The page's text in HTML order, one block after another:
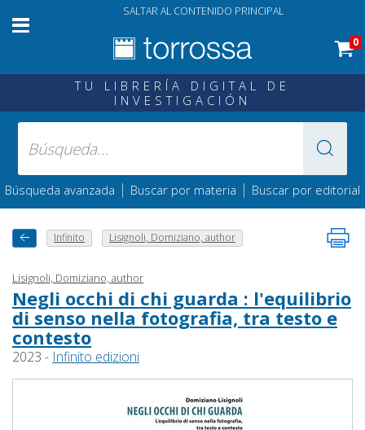
SALTAR AL CONTENIDO PRINCIPAL
0
TU LIBRERÍA DIGITAL DE
INVESTIGACIÓN
Búsqueda avanzada | Buscar por materia | Buscar por editorial
Infinito Lisignoli, Domiziano, author
Lisignoli, Domiziano, author
Negli occhi di chi guarda : l'equilibrio
di senso nella fotografia, tra testo e
contesto
2023 - Infinito edizioni